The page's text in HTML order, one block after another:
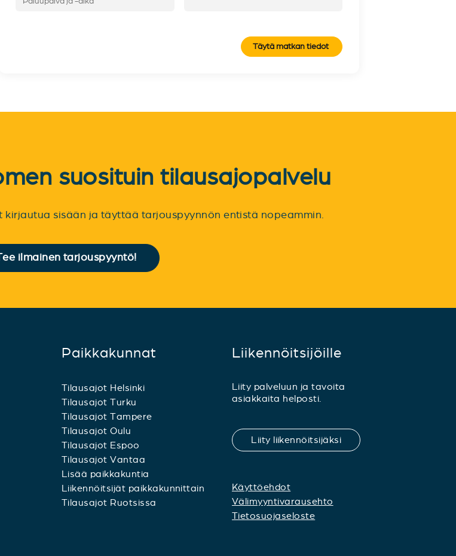
Täytä matkan tiedot
suosituin tilausajopalvelu
sisään ja täyttää tarjouspyynnön entistä nopeammin.
ilmainen tarjouspyyntö!
Paikkakunnat
Tilausajot Helsinki
Tilausajot Turku
Tilausajot Tampere
Tilausajot Oulu
Tilausajot Espoo
Tilausajot Vantaa
Lisää paikkakuntia
Liikennöitsijät paikkakunnittain
Tilausajot Ruotsissa
Liikennöitsijöille
Liity palveluun ja tavoita
asiakkaita helposti.
Liity liikennöitsijäksi
Käyttöehdot
Välimyyntivarausehto
Tietosuojaseloste